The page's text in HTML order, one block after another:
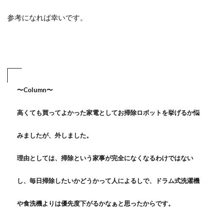
参考になれば幸いです。
〜Column〜
高くても買ってよかった家電としてお掃除ロボットを挙げるか悩
みましたが、外しました。
理由としては、掃除という家事が完全になくなるわけではない
し、毎日掃除したいかどうかって人によるしで、ドラム式洗濯機
や食洗機よりは優先度下がるかなぁと思ったからです。